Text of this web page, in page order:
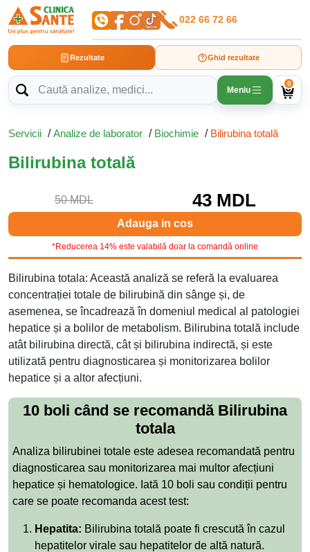
022 66 72 66
Rezultate Ghid rezultate
Meniu
0
Servicii /Analize de laborator / Biochimie / Bilirubina totală
Bilirubina totală
50 MDL 43 MDL
Adauga in cos
*Reducerea 14% este valabilă doar la comandă online
Bilirubina totala: Această analiză se referă la evaluarea
concentrației totale de bilirubină din sânge și, de
asemenea, se încadrează în domeniul medical al patologiei
hepatice și a bolilor de metabolism. Bilirubina totală include
atât bilirubina directă, cât și bilirubina indirectă, și este
utilizată pentru diagnosticarea și monitorizarea bolilor
hepatice și a altor afecțiuni.
10 boli când se recomandă Bilirubina
totala
Analiza bilirubinei totale este adesea recomandată pentru
diagnosticarea sau monitorizarea mai multor afecțiuni
hepatice și hematologice. Iată 10 boli sau condiții pentru
care se poate recomanda acest test:
Hepatita: Bilirubina totală poate fi crescută în cazul
hepatitelor virale sau hepatitelor de altă natură.